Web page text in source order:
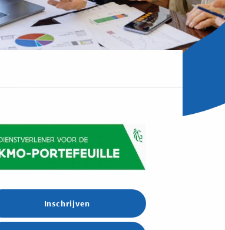
Inschrijven